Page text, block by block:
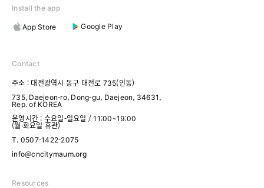
Install the app
App Store
Google Play
Contact
주소 : 대전광역시 동구 대전로 735(인동)
735, Daejeon-ro, Dong-gu, Daejeon, 34631,
Rep. of KOREA
운영시간 : 수요일-일요일 / 11:00~19:00
(월·화요일 휴관)
T. 0507-1422-2075
info@cncitymaum.org
Resources